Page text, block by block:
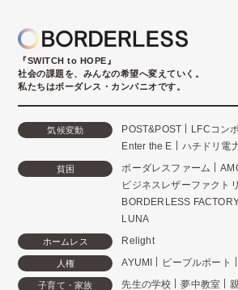
『SWITCH to HOPE』
社会の課題を、みんなの希望へ変えていく。
私たちはボーダレス・カンパニオです。
気候変動 POST&POST LFCコン
Enter the E
ハチドリ電
貧困 ボーダレスファーム
ビジネスレザーファクト
BORDERLESS
LUNA
ホームレス Relight
人権 AYUMI ピープルポート
子育て・家族 先生の学校 夢中教室